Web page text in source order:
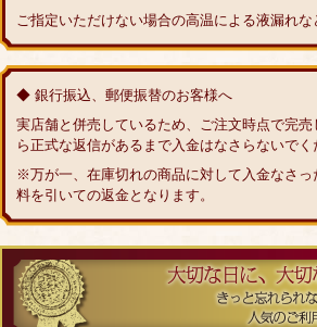
ご指定いただけない場合の高温による液漏れな
◆ 銀行振込、郵便振替のお客様へ
実店舗と併売しているため、ご注文時点で完
ら正式な返信があるまで入金はなさらないでく
※万が一、在庫切れの商品に対して入金なさ
料を引いての返金となります。